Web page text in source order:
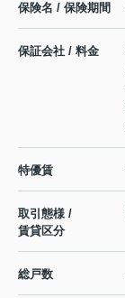
保険名 / 保険期間
保証会社 / 料金
特優賃
取引態様 /
賃貸区分
総戸数